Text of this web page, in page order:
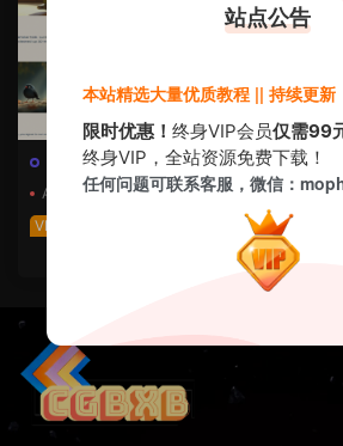
全部教程·其他系列·动态动效>
建模渲染>
AI
Blender
ComfyUI Midjourney
VIP免费
8
站点公告
本站精选大量优质教程 || 持续更新
限时优惠！ 终身VIP会员仅需99
终身VIP，全站资源免费下载！
任何问题可联系客服，微信：